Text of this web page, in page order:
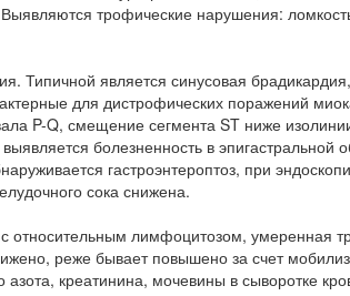
трофические нарушения:
Типичной является синусовая
для дистрофических поражений
P-Q, смещение сегмента ST ниже
болезненность в эпигастральной
гастроэнтероптоз, при
сока снижена.
относительным лимфоцитозом, умеренная
реже бывает повышено за счет
креатинина, мочевины в сыворотке